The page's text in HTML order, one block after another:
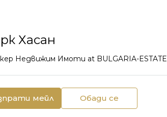
Хасан
Недвижим Имоти at BULGARIA-ESTATE
мейл Обади се